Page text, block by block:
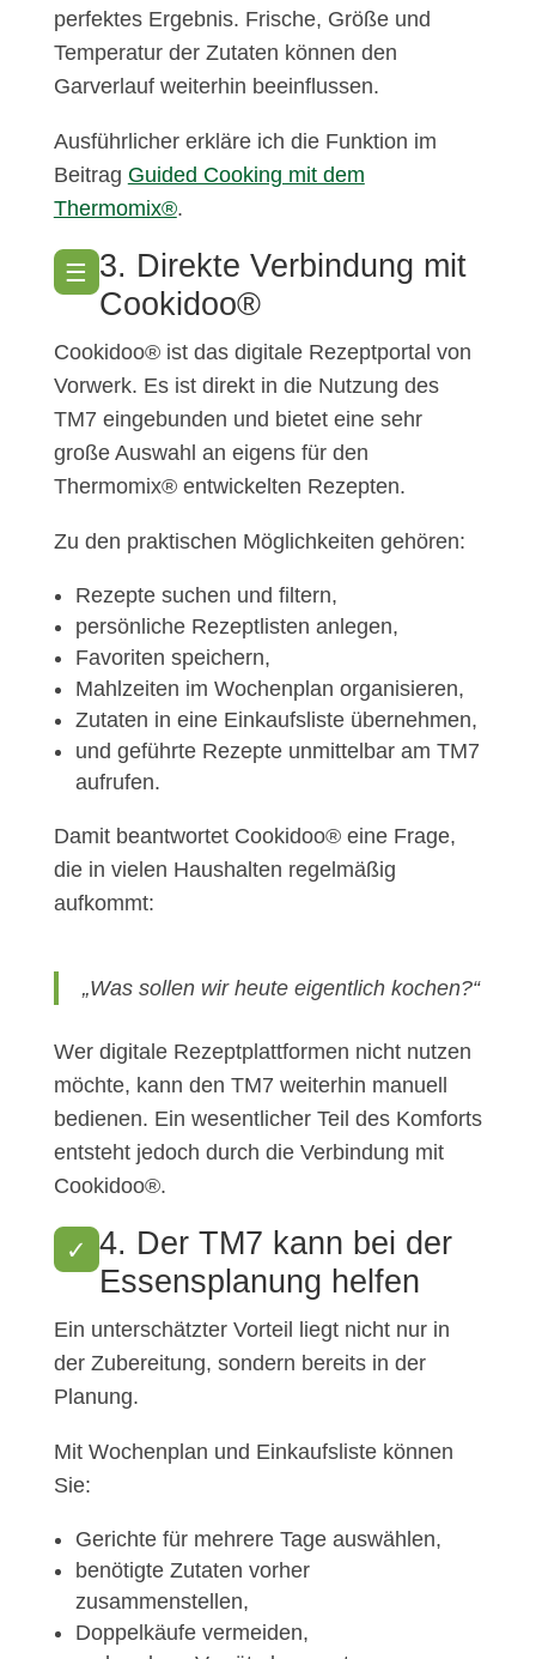
perfektes Ergebnis. Frische, Größe und
Temperatur der Zutaten können den
Garverlauf weiterhin beeinflussen.
Ausführlicher erkläre ich die Funktion im
Beitrag Guided Cooking mit dem
Thermomix®.
☰ 3. Direkte Verbindung mit
Cookidoo®
Cookidoo® ist das digitale Rezeptportal von
Vorwerk. Es ist direkt in die Nutzung des
TM7 eingebunden und bietet eine sehr
große Auswahl an eigens für den
Thermomix® entwickelten Rezepten.
Zu den praktischen Möglichkeiten gehören:
Rezepte suchen und filtern,
persönliche Rezeptlisten anlegen,
Favoriten speichern,
Mahlzeiten im Wochenplan organisieren,
Zutaten in eine Einkaufsliste übernehmen,
und geführte Rezepte unmittelbar am TM7
aufrufen.
Damit beantwortet Cookidoo® eine Frage,
die in vielen Haushalten regelmäßig
aufkommt:
„Was sollen wir heute eigentlich kochen?“
Wer digitale Rezeptplattformen nicht nutzen
möchte, kann den TM7 weiterhin manuell
bedienen. Ein wesentlicher Teil des Komforts
entsteht jedoch durch die Verbindung mit
Cookidoo®.
✓ 4. Der TM7 kann bei der
Essensplanung helfen
Ein unterschätzter Vorteil liegt nicht nur in
der Zubereitung, sondern bereits in der
Planung.
Mit Wochenplan und Einkaufsliste können
Sie:
Gerichte für mehrere Tage auswählen,
benötigte Zutaten vorher
zusammenstellen,
Doppelkäufe vermeiden,